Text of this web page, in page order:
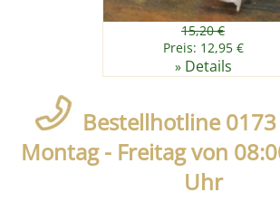
15,20 €
Preis: 12,95 €
» Details
Bestellhotline
Montag - Freitag von
Uhr